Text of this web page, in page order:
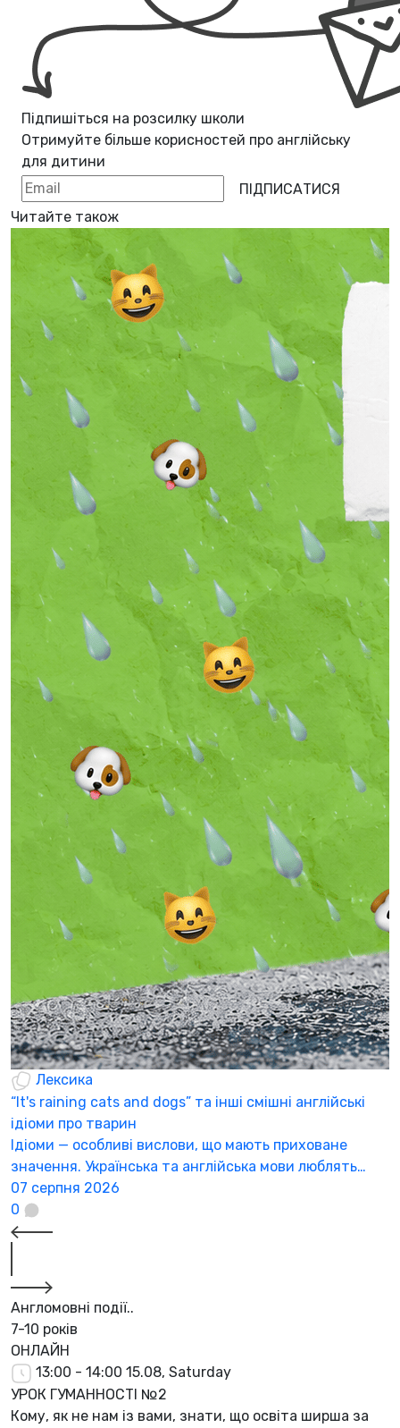
Підпишіться на розсилку школи
Отримуйте більше корисностей про англійську
для дитини
ПІДПИСАТИСЯ
Читайте також
Лексика
“It's raining cats and dogs” та інші смішні англійські
ідіоми про тварин
Ідіоми — особливі вислови, що мають приховане
значення. Українська та англійська мови люблять…
07 серпня 2026
0
Англомовні події..
7-10 років
ОНЛАЙН
13:00 - 14:00 15.08, Saturday
УРОК ГУМАННОСТІ №2
Кому, як не нам із вами, знати, що освіта ширша за